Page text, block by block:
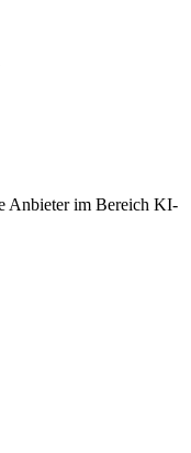
Anbieter im Bereich KI-